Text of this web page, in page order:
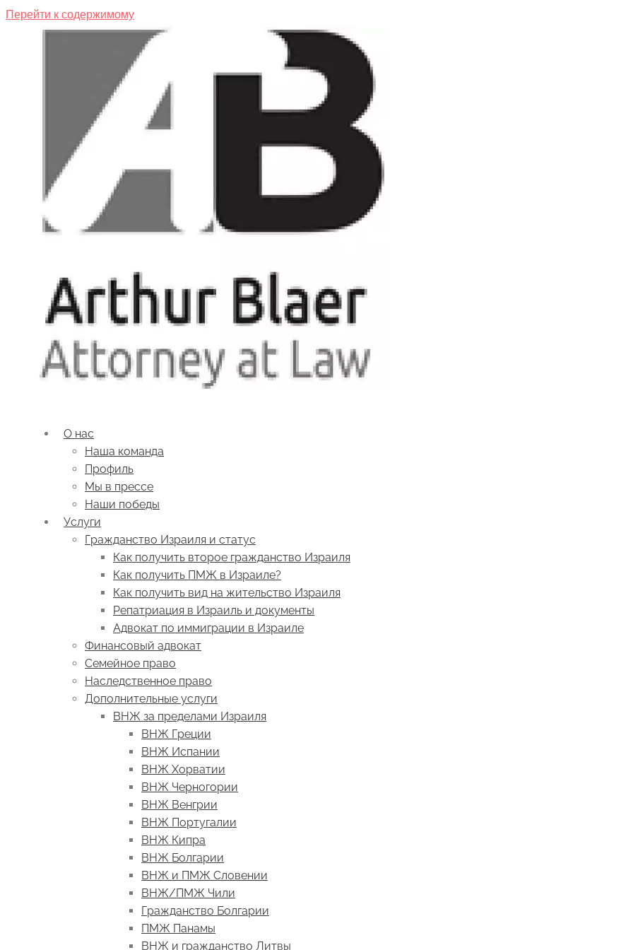
Перейти к содержимому
О нас
Наша команда
Профиль
Мы в прессе
Наши победы
Услуги
Гражданство Израиля и статус
Как получить второе гражданство Израиля
Как получить ПМЖ в Израиле?
Как получить вид на жительство Израиля
Репатриация в Израиль и документы
Адвокат по иммиграции в Израиле
Финансовый адвокат
Семейное право
Наследственное право
Дополнительные услуги
ВНЖ за пределами Израиля
ВНЖ Греции
ВНЖ Испании
ВНЖ Хорватии
ВНЖ Черногории
ВНЖ Венгрии
ВНЖ Португалии
ВНЖ Кипра
ВНЖ Болгарии
ВНЖ и ПМЖ Словении
ВНЖ/ПМЖ Чили
Гражданство Болгарии
ПМЖ Панамы
ВНЖ и гражданство Литвы